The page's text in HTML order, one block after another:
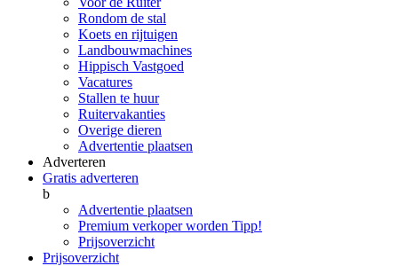
Rondom de stal
Koets en rijtuigen
Landbouwmachines
Hippisch Vastgoed
Vacatures
Stallen te huur
Ruitervakanties
Overige dieren
Advertentie plaatsen
Adverteren
Gratis adverteren
b
Advertentie plaatsen
Premium verkoper worden Tipp!
Prijsoverzicht
Prijsoverzicht